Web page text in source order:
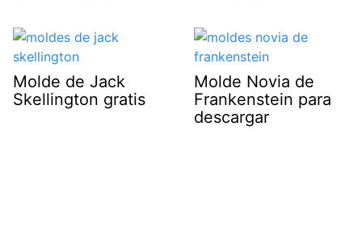
Molde de Jack
Skellington gratis
Molde Novia de
Frankenstein para
descargar